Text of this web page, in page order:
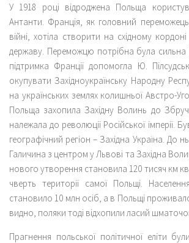
У 1918 році відроджена Польща
Антанти. Франція, як головний
війні, хотіла створити на східному
державу. Переможцю потрібна була сильна
підтримка Франції допомогла Ю.
окупувати Західноукраїнську Народну
на українських землях колишньої Австро-
Польща захопила Західну Волинь до
належала до революції Російської імперії.
географічний регіон – Західна Україна. До
Галичина з центром у Львові та Західна
нового утворення становила 120 тисяч км
чверть території самої Польщі.
становило 10 млн осіб, а в Польщі
видно, поляки тоді відхопили ласий
Прагнення польської політичної еліти